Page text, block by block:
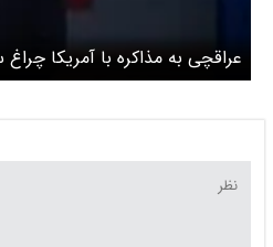
عراقچی به مذاکره با آمریکا چراغ